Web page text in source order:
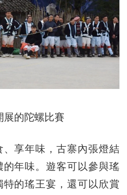
展的陀螺比賽
享年味，古寨內張燈結
年味。遊客可以參與瑤
的瑤王宴，還可以欣賞